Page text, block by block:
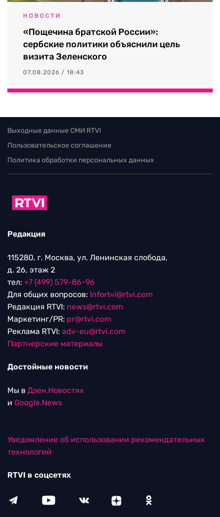
НОВОСТИ
«Пощечина братской России»:
сербские политики объяснили цель
визита Зеленского
07.08.2026 / 18:43
Выходные данные СМИ RTVI
Пользовательское соглашение
Политика обработки персональных данных
Редакция
115280, г. Москва, ул. Ленинская слобода,
д. 26, этаж 2
тел: +7 (499) 579-86-96
Для общих вопросов: Infortvi@rtvi.com
Редакция RTVI: news@rtvi.com
Маркетинг/PR: pr@rtvi.com
Реклама RTVI: adv-eu@rtvi.com
Партнерские материалы
Достойные новости
Мы в Дзен.Новостях
и Google.News
Уведомление об использовании рекомендательных
технологий
RTVI в соцсетях